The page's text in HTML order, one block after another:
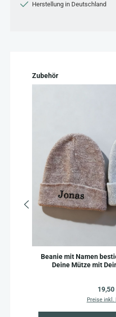
Herstellung in Deutschland
Produktgalerie überspringen
Zubehör
Beanie mit Namen
Deine Mütze mit
19,50
Preise inkl.